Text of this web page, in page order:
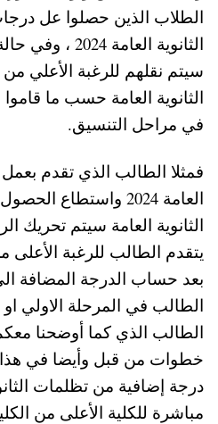
الطلاب الذين حصلوا عل
الثانوية
سيتم نقلهم للرغبة الأعلي
الثانوية العامة حسب ما
في مراحل التنسيق.
فمثلا الطالب الذي تقدم بعمل
العامة 2024
الثانوية العامة سيتم تحريك
يتقدم الطالب للرغبة
بعد حساب الدرجة المضافة
الطالب في المرحلة الاولي او
الطالب الذي كما أوضحنا
خطوات من قبل وأيضا في
درجة إضافية من تظلمات
مباشرة للكلية الأعلى من